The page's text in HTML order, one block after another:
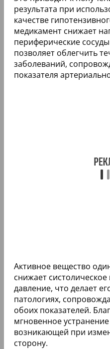
результата при
качестве
медикамент снижает
периферические
позволяет облегчить
заболеваний,
показателя
Активное вещество
снижает
давление, что делает
патологиях,
обоих показателей.
мгновенное
возникающей при
сторону.